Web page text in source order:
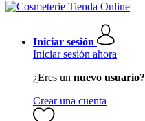
Iniciar sesión
Iniciar sesión ahora
¿Eres un nuevo usuario?
Crear una cuenta